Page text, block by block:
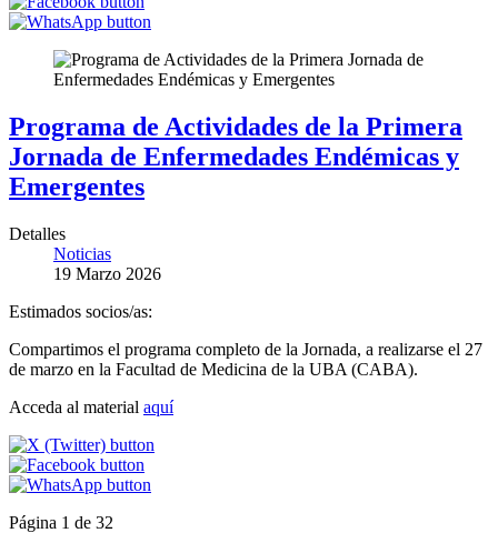
Programa de Actividades de la Primera
Jornada de Enfermedades Endémicas y
Emergentes
Detalles
Noticias
19 Marzo 2026
Estimados socios/as:
Compartimos el programa completo de la Jornada, a realizarse el 27
de marzo en la Facultad de Medicina de la UBA (CABA).
Acceda al material aquí
Página 1 de 32